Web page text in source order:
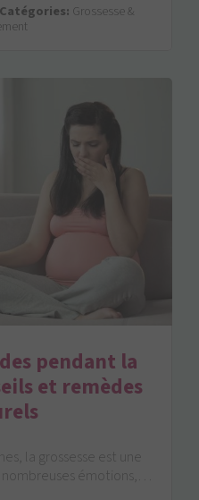
Catégories: Grossesse &
pendant la
et remèdes
la grossesse est une
émotions,…